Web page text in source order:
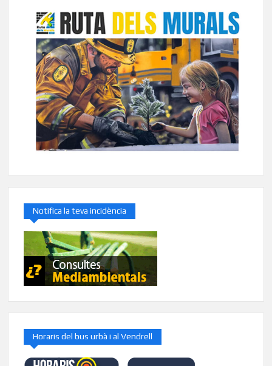
Notifica la teva incidència
Horaris del bus urbà i al Vendrell